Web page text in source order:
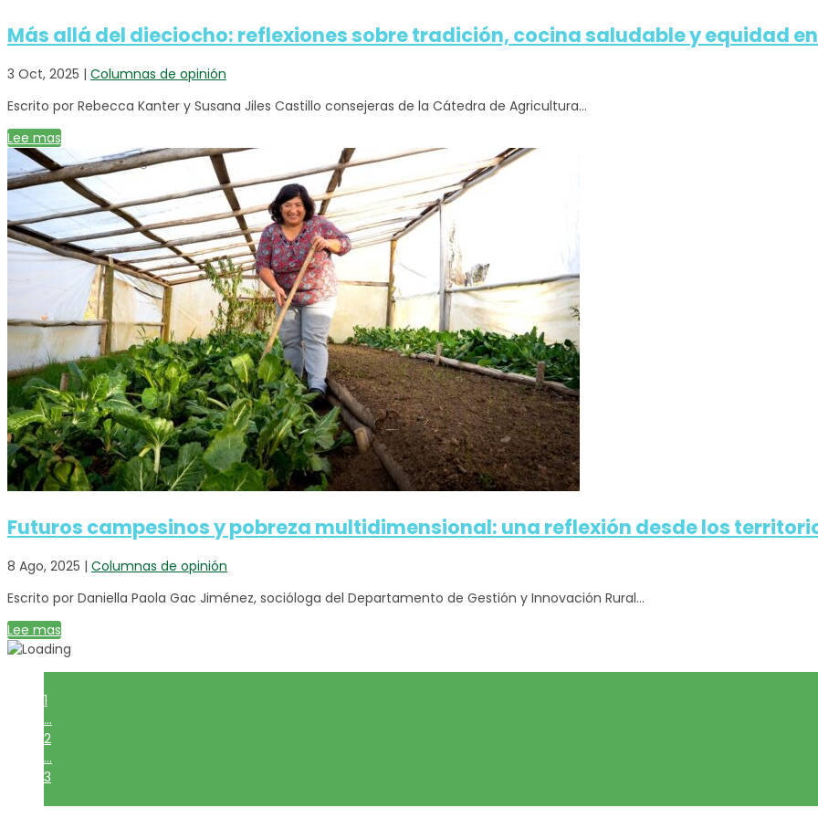
Más allá del dieciocho: reflexiones sobre tradición, cocina saludable y equidad
3 Oct, 2025 | Columnas de opinión
Escrito por Rebecca Kanter y Susana Jiles Castillo consejeras de la Cátedra de Agricultura...
Lee mas
Futuros campesinos y pobreza multidimensional: una reflexión desde los
8 Ago, 2025 | Columnas de opinión
Escrito por Daniella Paola Gac Jiménez, socióloga del Departamento de Gestión y Innovación Rural...
Lee mas
1
...
2
...
3